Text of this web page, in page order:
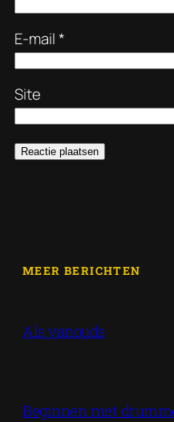
E-mail*
Site
MEER BERICHTEN
Als vanouds
Beginnen met